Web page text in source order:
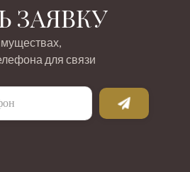
ЗАЯВКУ
для связи